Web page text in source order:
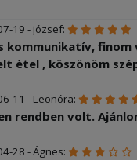
19 - józsef:
kommunikatív, finom
ètel , köszönöm
11 - Leonóra:
rendben volt.
28 - Ágnes: